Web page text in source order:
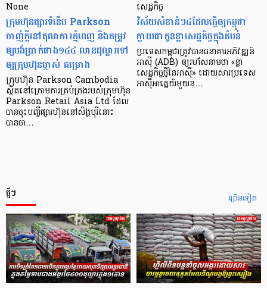
None
ក្រុមហ៊ុនផ្សារទំនើប Parkson
ចាញ់ក្ដីនៅតុលាការភ្នំពេញ និងតម្រូវ
ឲ្យបង់ប្រាក់ជាង១៤៤ លានដុល្លារទៅ
ឲ្យក្រុមហ៊ុនម្ចាស់ គម្រោង
ក្រុមហ៊ុន Parkson Cambodia
ស្ថិតនៅក្រោមការគ្រប់គ្រងរបស់ក្រុមហ៊ុន
Parkson Retail Asia Ltd ដែល
បានចុះបញ្ចីផ្សារហ៊ុននៅសិង្ហបុរីនោះ
បានចា…
សេដ្ឋកិច្ច​
វិស័យ​សំខាន់ៗ​៤​ដែល​ធ្វើ​ឲ្យ​កម្ពុជា​
ក្លាយ​ជា​កូន​ខ្លា​សេដ្ឋកិច្ច​ក្នុង​តំបន់
ប្រទេស​កម្ពុជា​ត្រូវ​បាន​ធនាគារ​អភិវឌ្ឍន៍​
អាស៊ី (ADB) ឲ្យ​រហ័ស​នាមថា «ខ្លា​
សេដ្ឋកិច្ច​ថ្មី​នៃ​អាស៊ី» ដោយសារ​ប្រទេស​
អាស៊ី​អាគ្នេយ៍​មួយ​ន…
ច្រើនទៀត
ថ្មីៗ